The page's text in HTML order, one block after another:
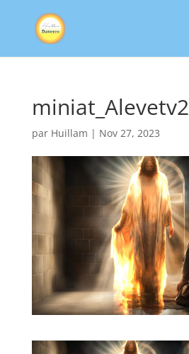
miniat_Alevetv2
par Huillam | Nov 27, 2023